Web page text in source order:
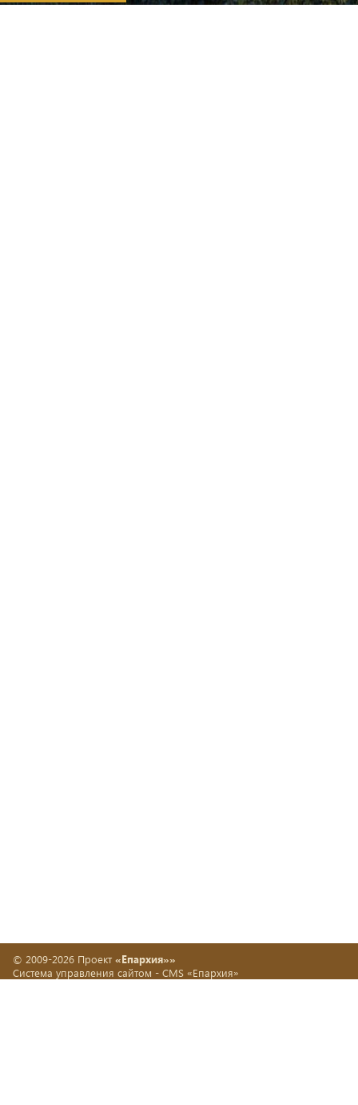
© 2009-2026 Проект «Епархия»»
Система управления сайтом - CMS «Епархия»